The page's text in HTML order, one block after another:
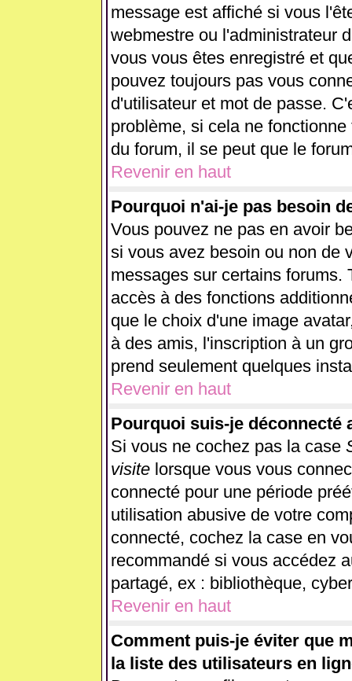
message est affiché si vous
webmestre ou l'administrateur
vous vous êtes enregistré et
pouvez toujours pas vous
d'utilisateur et mot de passe.
problème, si cela ne
du forum, il se peut que le
Revenir en haut
Pourquoi n'ai-je pas besoin
Vous pouvez ne pas en avoir
si vous avez besoin ou non de
messages sur certains forums.
accès à des fonctions
que le choix d'une image
à des amis, l'inscription à un
prend seulement quelques
Revenir en haut
Pourquoi suis-je déconnecté
Si vous ne cochez pas la case
visitelorsque vous vous
connecté pour une période
utilisation abusive de votre
connecté, cochez la case en
recommandé si vous accédez
partagé, ex : bibliothèque,
Revenir en haut
Comment puis-je éviter que
la liste des utilisateurs en